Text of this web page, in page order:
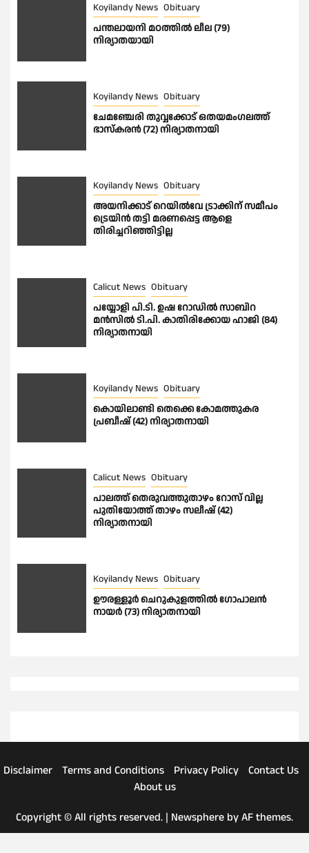
Koyilandy News Obituary
പന്തലായനി മഠത്തിൽ ലീല (79)
നിര്യാതയായി
Koyilandy News Obituary
ചേമഞ്ചേരി തുവ്വക്കോട് ഒതയമംഗലത്ത്
ഭാസ്കരൻ (72) നിര്യാതനായി
Koyilandy News Obituary
അയനിക്കാട് റെയിൽവേ ട്രാക്കിന് സമീപം
ട്രെയിൻ തട്ടി മരണപ്പെട്ട ആളെ
തിരിച്ചറിഞ്ഞിട്ടില്ല
Calicut News Obituary
പയ്യോളി പി.ടി. ഉഷ റോഡിൽ സാബിറ
മൻസിൽ ടി.പി. കാതിരിക്കോയ ഹാജി (84)
നിര്യാതനായി
Koyilandy News Obituary
കൊയിലാണ്ടി തെക്കെ കോമത്തുകര
പ്രബീഷ് (42) നിര്യാതനായി
Calicut News Obituary
പാലത്ത് തെരുവത്തുതാഴം റോസ് വില്ല
പുതിയോത്ത് താഴം സലീഷ് (42)
നിര്യാതനായി
Koyilandy News Obituary
ഊരള്ളൂര്‍ ചെറുകുളത്തിൽ ഗോപാലൻ
നായർ (73) നിര്യാതനായി
Disclaimer Terms and Conditions Privacy Policy
Contact Us
About us
Copyright © All rights reserved. | Newsphere by AF themes.